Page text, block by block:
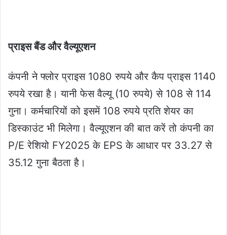
प्राइस बैंड और वैल्यूएशन
कंपनी ने फ्लोर प्राइस 1080 रुपये और कैप प्राइस 1140
रुपये रखा है। यानी फेस वैल्यू (10 रुपये) से 108 से 114
गुना। कर्मचारियों को इसमें 108 रुपये प्रति शेयर का
डिस्काउंट भी मिलेगा। वैल्यूएशन की बात करें तो कंपनी का
P/E रेशियो FY2025 के EPS के आधार पर 33.27 से
35.12 गुना बैठता है।